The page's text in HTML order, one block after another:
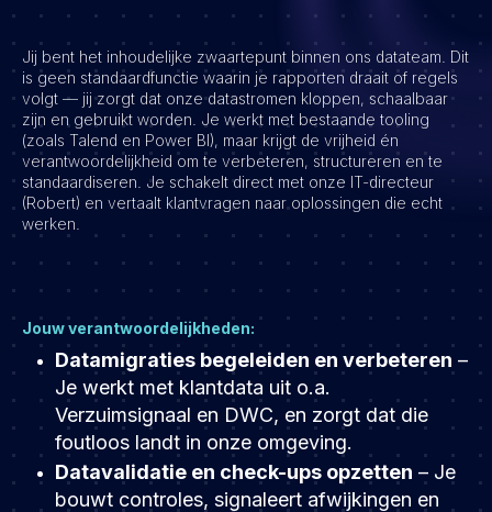
Jij bent het inhoudelijke zwaartepunt binnen ons datateam. Dit
is geen standaardfunctie waarin je rapporten draait of regels
volgt — jij zorgt dat onze datastromen kloppen, schaalbaar
zijn en gebruikt worden. Je werkt met bestaande tooling
(zoals Talend en Power BI), maar krijgt de vrijheid én
verantwoordelijkheid om te verbeteren, structureren en te
standaardiseren. Je schakelt direct met onze IT-directeur
(Robert) en vertaalt klantvragen naar oplossingen die echt
werken.
Jouw verantwoordelijkheden:
Datamigraties begeleiden en verbeteren –
Je werkt met klantdata uit o.a.
Verzuimsignaal en DWC, en zorgt dat die
foutloos landt in onze omgeving.
Datavalidatie en check-ups opzetten – Je
bouwt controles, signaleert afwijkingen en